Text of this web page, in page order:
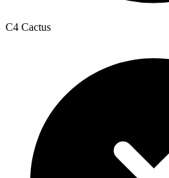
C4 Cactus